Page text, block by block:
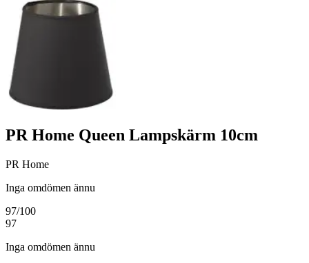
PR Home Queen Lampskärm 10cm
PR Home
Inga omdömen ännu
97/100
97
Inga omdömen ännu